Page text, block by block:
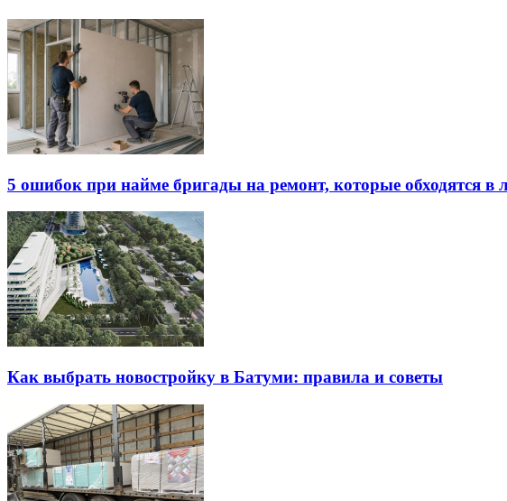
5 ошибок при найме бригады на ремонт, которые обходятся в
Как выбрать новостройку в Батуми: правила и советы